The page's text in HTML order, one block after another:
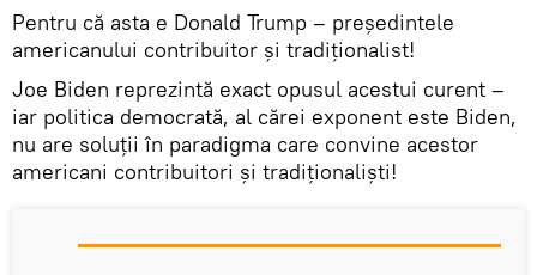
Pentru că asta e Donald Trump – președintele
americanului contribuitor și tradiționalist!
Joe Biden reprezintă exact opusul acestui curent –
iar politica democrată, al cărei exponent este Biden,
nu are soluții în paradigma care convine acestor
americani contribuitori și tradiționaliști!